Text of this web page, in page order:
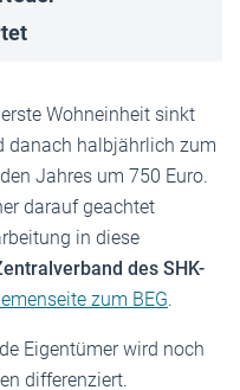
Wohneinheit sinkt
danach halbjährlich zum
Jahres um 750 Euro.
darauf geachtet
in diese
des SHK-
zum BEG.
Eigentümer wird noch
differenziert.